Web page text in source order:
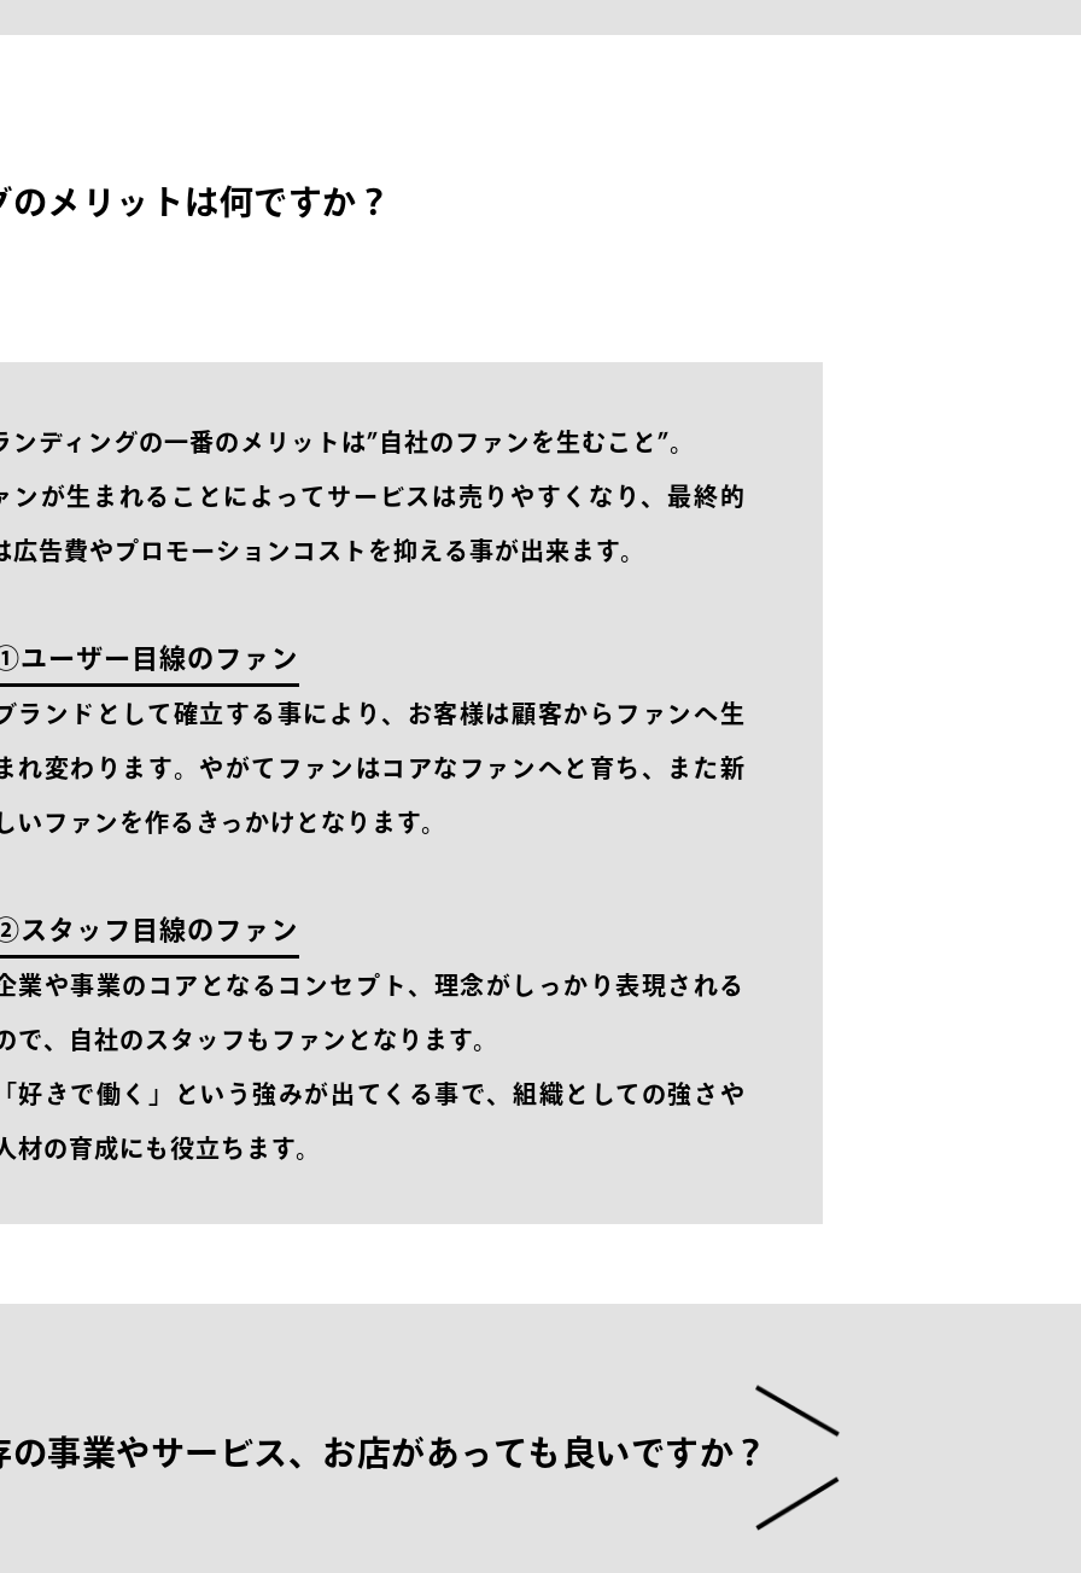
の メ リ ッ ト は何ですか ？
ンディングの一番のメリットは”自社のファンを生むこと”。
ンが生まれることによってサービスは売りやすくなり、最終的
広告費やプロモーションコストを抑える事が出来ます。
ユーザー目線のファン
ランドとして確立する事により、お客様は顧客からファンへ生
れ変わります。やがてファンはコアなファンへと育ち、また新
いファンを作るきっかけとなります。
スタッフ目線のファン
業や事業のコアとなるコンセプト、理念がしっかり表現される
で、自社のスタッフもファンとなります。
好きで働く」という強みが出てくる事で、組織としての強さや
材の育成にも役立ちます。
の事業やサー ビス、 お店があ っ ても 良いですか ？